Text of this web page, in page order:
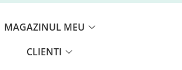
MAGAZINUL MEU
CLIENTI